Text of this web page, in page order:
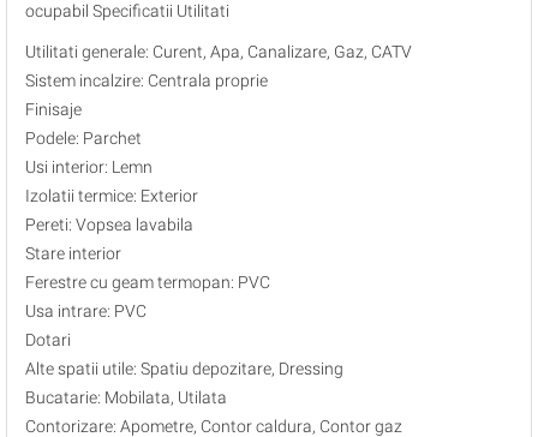
ocupabil Specificatii Utilitati
Utilitati generale: Curent, Apa, Canalizare, Gaz, CATV
Sistem incalzire: Centrala proprie
Finisaje
Podele: Parchet
Usi interior: Lemn
Izolatii termice: Exterior
Pereti: Vopsea lavabila
Stare interior
Ferestre cu geam termopan: PVC
Usa intrare: PVC
Dotari
Alte spatii utile: Spatiu depozitare, Dressing
Bucatarie: Mobilata, Utilata
Contorizare: Apometre, Contor caldura, Contor gaz